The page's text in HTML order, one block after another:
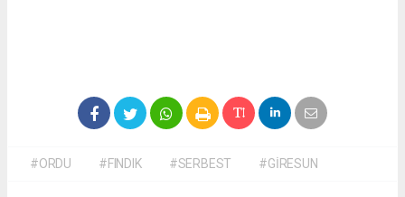
#ORDU #FINDIK #SERBEST #GİRESUN